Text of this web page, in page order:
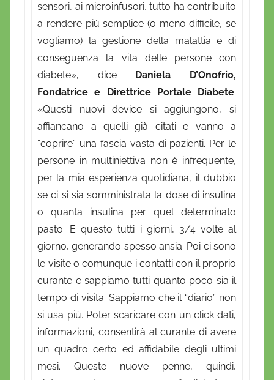
sensori, ai microinfusori, tutto ha contribuito
a rendere più semplice (o meno difficile, se
vogliamo) la gestione della malattia e di
conseguenza la vita delle persone con
diabete», dice
Daniela D’Onofrio,
Fondatrice e Direttrice Portale Diabete.
«Questi nuovi device si aggiungono, si
affiancano a quelli già citati e vanno a
“coprire” una fascia vasta di pazienti. Per le
persone in multiniettiva non è infrequente,
per la mia esperienza quotidiana, il dubbio
se ci si sia somministrata la dose di insulina
o quanta insulina per quel determinato
pasto. E questo tutti i giorni, 3/4 volte al
giorno, generando spesso ansia. Poi ci sono
le visite o comunque i contatti con il proprio
curante e sappiamo tutti quanto poco sia il
tempo di visita. Sappiamo che il “diario” non
si usa più. Poter scaricare con un click dati,
informazioni, consentirà al curante di avere
un quadro certo ed affidabile degli ultimi
mesi. Queste nuove penne, quindi,